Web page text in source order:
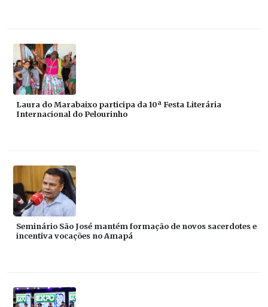
Laura do Marabaixo participa da 10ª Festa Literária
Internacional do Pelourinho
Seminário São José mantém formação de novos sacerdotes e
incentiva vocações no Amapá